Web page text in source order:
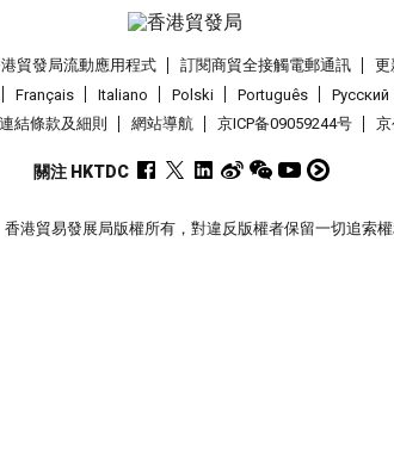
貿發局流動應用程式 訂閱商貿全接觸電郵通訊 更
Français Italiano Polski Português Pусский
結條款及細則 網站導航 京ICP备09059244号
關注 HKTDC
香港貿易發展局版權所有，對違反版權者保留一切追索權